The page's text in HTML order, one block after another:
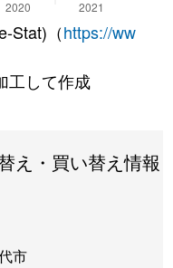
Stat)（https://ww
工して作成
え・買い替え情報
市